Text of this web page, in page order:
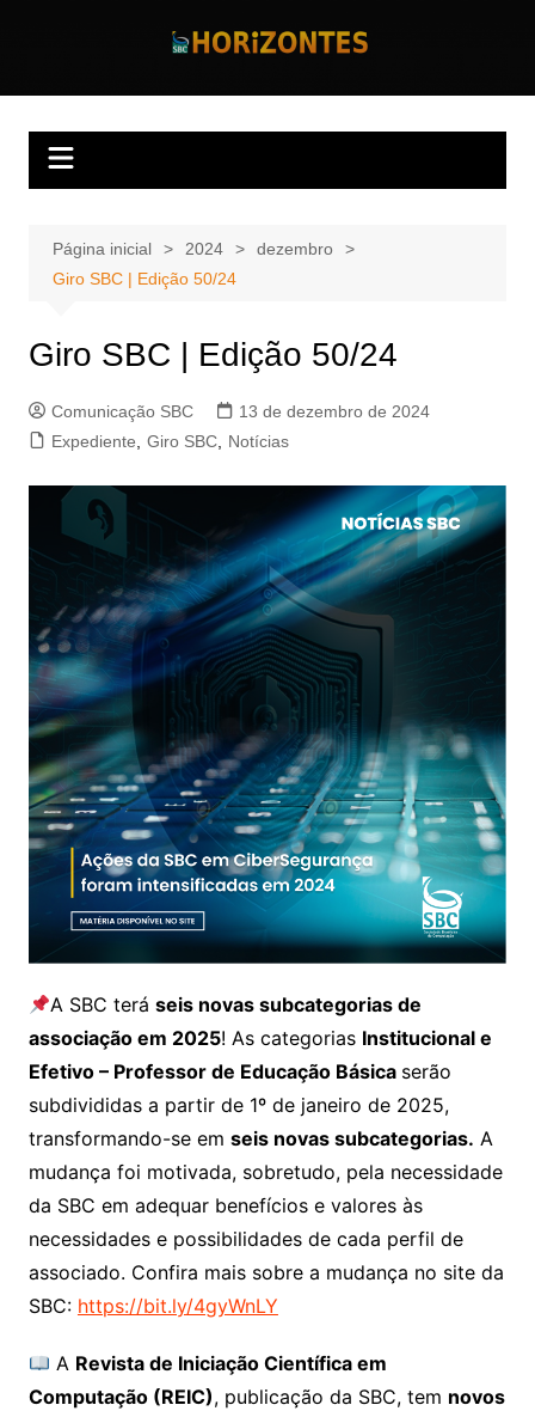
Horizontes
Página inicial 2024
dezembro
Giro SBC | Edição 50/24
Giro SBC | Edição 50/24
Comunicação SBC
13 de dezembro de 2024
Expediente
Giro SBC, Notícias
A SBC teráseis novas subcategorias de
associação em 2025! As categorias Institucional e
Efetivo – Professor de Educação Básica serão
subdivididas a partir de 1º de janeiro de 2025,
transformando-se em seis novas subcategorias. A
mudança foi motivada, sobretudo, pela necessidade
da SBC em adequar benefícios e valores às
necessidades e possibilidades de cada perfil de
associado. Confira mais sobre a mudança no site da
SBC: https://bit.ly/4gyWnLY
A Revista de Iniciação Científica em
Computação (REIC), publicação da SBC, tem novos